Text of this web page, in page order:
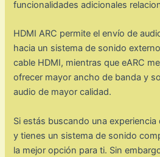
funcionalidades adicionales
HDMI ARC permite el envío de
hacia un sistema de sonido
cable HDMI, mientras que eARC
ofrecer mayor ancho de banda y
audio de mayor calidad.
Si estás buscando una
y tienes un sistema de sonido
la mejor opción para ti. Sin